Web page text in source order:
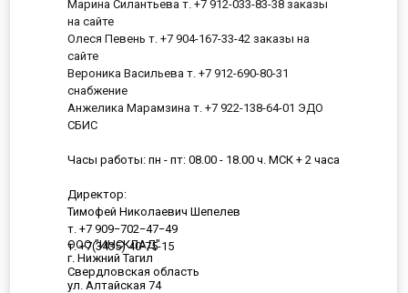
ООО "ИНСКЛАД"
г. Нижний Тагил
Свердловская область
ул. Алтайская 74
Марина Силантьева т. +7 912-033-83-38 заказы
на сайте
Олеся Певень т. +7 904-167-33-42 заказы на
сайте
Вероника Васильева т. +7 912-690-80-31
снабжение
Анжелика Марамзина т. +7 922-138-64-01 ЭДО
СБИС
Часы работы: пн - пт: 08.00 - 18.00 ч. МСК + 2 часа
Директор:
Тимофей Николаевич Шепелев
т. +7 909−702−47−49
т. +7(3435) 40-75-15